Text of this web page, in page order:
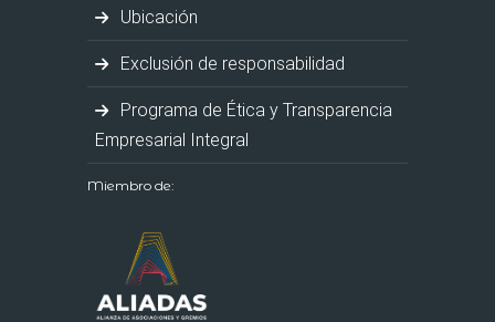
Ubicación
Exclusión de responsabilidad
Programa de Ética y Transparencia
Empresarial Integral
Miembro de: